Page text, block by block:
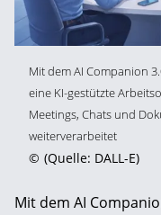
Mit dem AI Companion
eine KI-gestützte
Meetings, Chats und
weiterverarbeitet
© (Quelle: DALL-E)
Mit dem AI